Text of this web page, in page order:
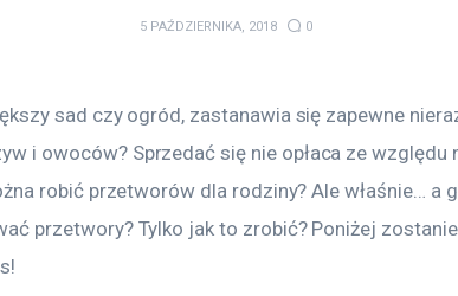
5 PAŹDZIERNIKA, 2018 0
sad czy ogród, zastanawia się zapewne
i owoców? Sprzedać się nie opłaca ze względu
robić przetworów dla rodziny? Ale właśnie… a
przetwory? Tylko jak to zrobić? Poniżej